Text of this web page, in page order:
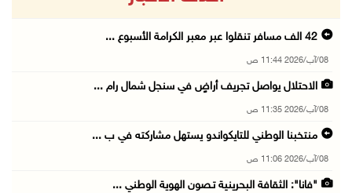
42 الف مسافر تنقلوا عبر معبر الكرامة الأسبوع ...
08/آب/2026 11:44 ص
الاحتلال يواصل تجريف أراضٍ في سنجل شمال رام ...
08/آب/2026 11:35 ص
منتخبنا الوطني للتايكواندو يستهل مشاركته في ب ...
08/آب/2026 11:06 ص
"فانا": الثقافة البحرينية تـصون الهوية الوطني ...